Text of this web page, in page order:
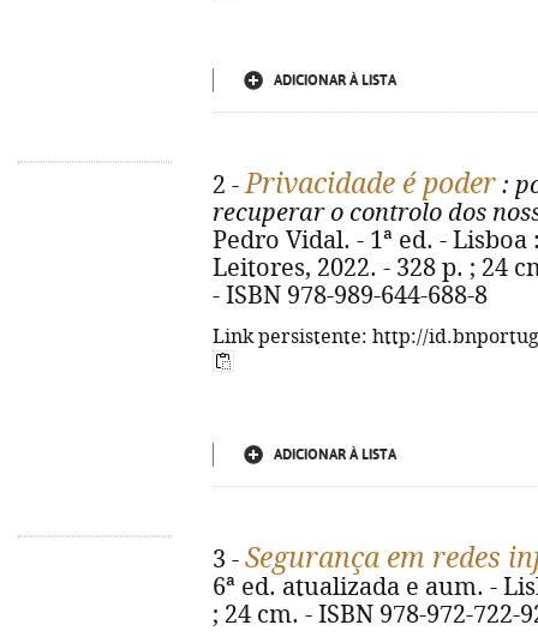
ADICIONAR À LISTA
2 -Privacidade é poder :
recuperar o controlo dos
Pedro Vidal. - 1ª ed. -
Leitores, 2022. - 328 p. ; 24
- ISBN 978-989-644-688-8
Link persistente: http://
ADICIONAR À LISTA
3 - Segurança em redes
6ª ed. atualizada e aum. -
; 24 cm. - ISBN 978-972-722-